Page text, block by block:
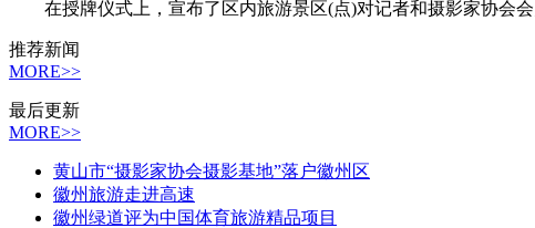
在授牌仪式上，宣布了区内旅游景区(点)对记者和摄影家协会会
推荐新闻
MORE>>
最后更新
MORE>>
黄山市“摄影家协会摄影基地”落户徽州区
徽州旅游走进高速
徽州绿道评为中国体育旅游精品项目